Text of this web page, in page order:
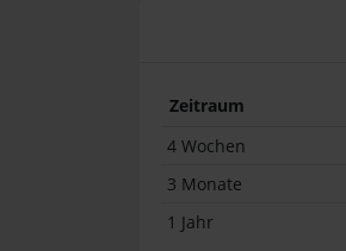
Zeitraum
4 Wochen
3 Monate
1 Jahr